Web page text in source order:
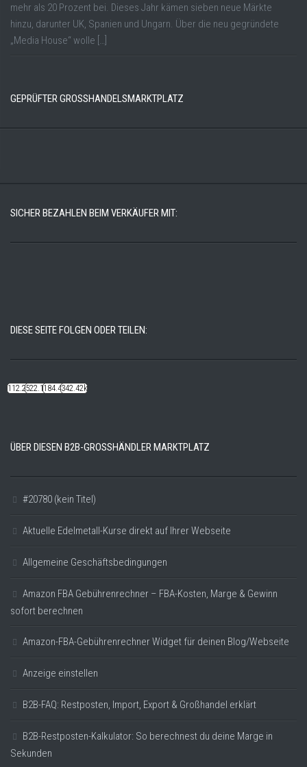
mehr als 20 Prozent bei. Dieses Jahr kämen sieben neue Märkte
hinzu, darunter UK, Spanien und Ungarn. Über die neu gegründete
„Media House“ wolle […]
GEPRÜFTER GROSSHANDELSMARKTPLATZ
SICHER BEZAHLEN BEIM VERKÄUFER MIT:
DIESE SEITE FOLGEN ODER TEILEN:
112.22k522.14k184.48k342.42k
ÜBER DIESEN B2B-GROSSHÄNDLER MARKTPLATZ
#20780 (kein Titel)
Aktuelle Edelmetall-Kurse direkt auf Ihrer Webseite
Allgemeine Geschäftsbedingungen
Amazon FBA Gebührenrechner – FBA-Kosten, Marge & Gewinn
sofort berechnen
Amazon-FBA-Gebührenrechner Widget für deinen Blog/Webseite
Anzeige einstellen
B2B-FAQ: Restposten, Import, Export & Großhandel erklärt
B2B-Restposten-Kalkulator: So berechnest du deine Marge in
Sekunden